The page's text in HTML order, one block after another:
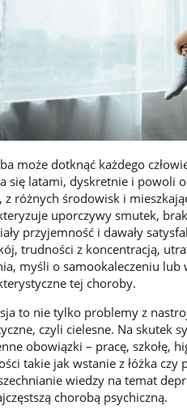
może dotknąć każdego
się latami, dyskretnie i powoli
z różnych środowisk i
uporczywy smutek,
przyjemność i dawały
trudności z koncentracją,
myśli o samookaleczeniu
tej choroby.
to nie tylko problemy z
czyli cielesne. Na skutek
obowiązki – pracę, szkołę,
takie jak wstanie z łóżka
wiedzy na temat
chorobą psychiczną.